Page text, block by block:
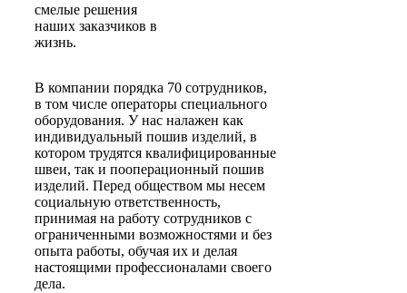
смелые решения
наших заказчиков в
жизнь.
В компании порядка 70 сотрудников,
в том числе операторы специального
оборудования. У нас налажен как
индивидуальный пошив изделий, в
котором трудятся квалифицированные
швеи, так и пооперационный пошив
изделий. Перед обществом мы несем
социальную ответственность,
принимая на работу сотрудников с
ограниченными возможностями и без
опыта работы, обучая их и делая
настоящими профессионалами своего
дела.